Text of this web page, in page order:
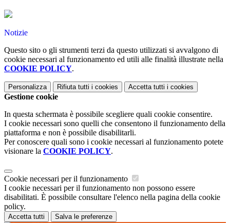
Notizie
Questo sito o gli strumenti terzi da questo utilizzati si avvalgono di
cookie necessari al funzionamento ed utili alle finalità illustrate nella
COOKIE POLICY.
Personalizza Rifiuta tutti i cookies Accetta tutti i cookies
Gestione cookie
In questa schermata è possibile scegliere quali cookie consentire.
I cookie necessari sono quelli che consentono il funzionamento della
piattaforma e non è possibile disabilitarli.
Per conoscere quali sono i cookie necessari al funzionamento potete
visionare la COOKIE POLICY.
Cookie necessari per il funzionamento
I cookie necessari per il funzionamento non possono essere
disabilitati. È possibile consultare l'elenco nella pagina della cookie
policy.
Accetta tutti Salva le preferenze